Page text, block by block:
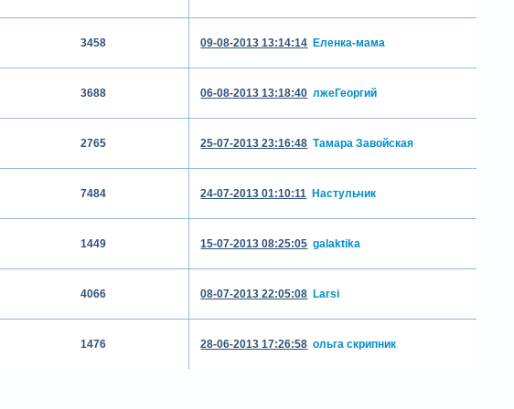
3458 09-08-2013 13:14:14 Еленка-мама
3688 06-08-2013 13:18:40 лжеГеоргий
2765 25-07-2013 23:16:48 Тамара Завойская
7484 24-07-2013 01:10:11 Настульчик
1449 15-07-2013 08:25:05 galaktika
4066 08-07-2013 22:05:08 Larsi
1476 28-06-2013 17:26:58 ольга скрипник